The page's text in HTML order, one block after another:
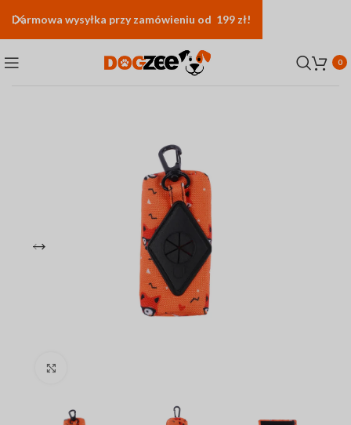
0
Darmowa wysyłka przy zamówieniu od 199 zł!